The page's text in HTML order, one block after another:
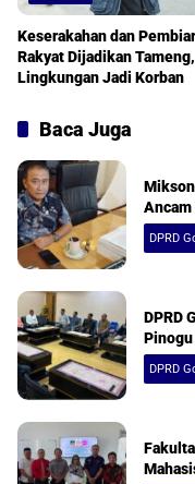
Keserakahan dan
Rakyat Dijadikan Tameng,
Lingkungan Jadi Korban
Baca Juga
Ancam
DPRD
DPRD
DPRD